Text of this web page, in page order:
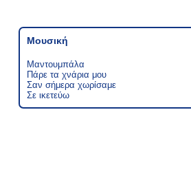
Μουσική
Μαντουμπάλα
Πάρε τα χνάρια μου
Σαν σήμερα χωρίσαμε
Σε ικετεύω